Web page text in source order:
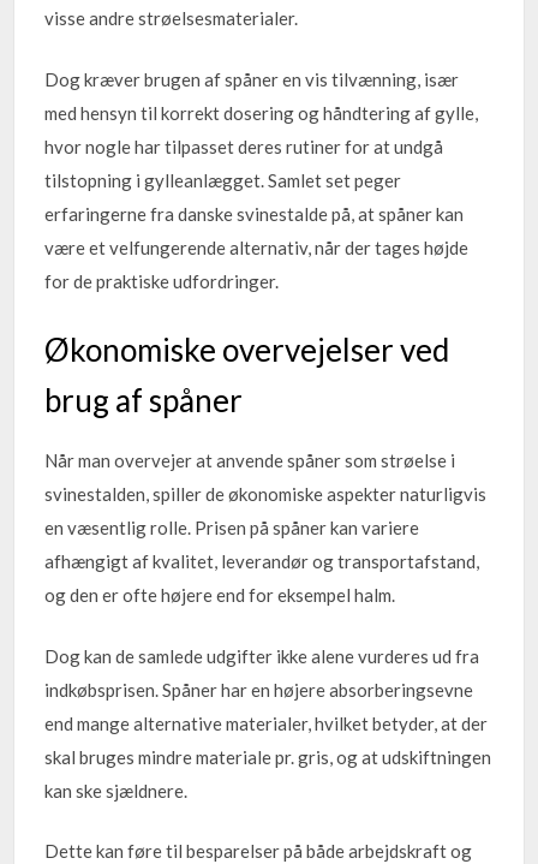
visse andre strøelsesmaterialer.
Dog kræver brugen af spåner en vis tilvænning, især
med hensyn til korrekt dosering og håndtering af gylle,
hvor nogle har tilpasset deres rutiner for at undgå
tilstopning i gylleanlægget. Samlet set peger
erfaringerne fra danske svinestalde på, at spåner kan
være et velfungerende alternativ, når der tages højde
for de praktiske udfordringer.
Økonomiske overvejelser ved
brug af spåner
Når man overvejer at anvende spåner som strøelse i
svinestalden, spiller de økonomiske aspekter naturligvis
en væsentlig rolle. Prisen på spåner kan variere
afhængigt af kvalitet, leverandør og transportafstand,
og den er ofte højere end for eksempel halm.
Dog kan de samlede udgifter ikke alene vurderes ud fra
indkøbsprisen. Spåner har en højere absorberingsevne
end mange alternative materialer, hvilket betyder, at der
skal bruges mindre materiale pr. gris, og at udskiftningen
kan ske sjældnere.
Dette kan føre til besparelser på både arbejdskraft og